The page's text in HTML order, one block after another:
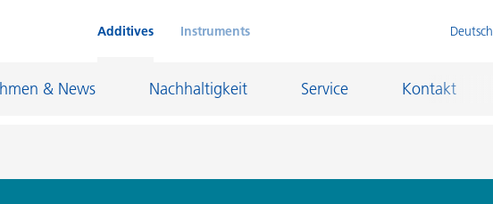
Additives Instruments Deutsch
& News Nachhaltigkeit Service Kontakt